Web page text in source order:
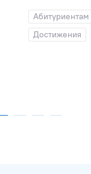
Абитуриентам
Достижения